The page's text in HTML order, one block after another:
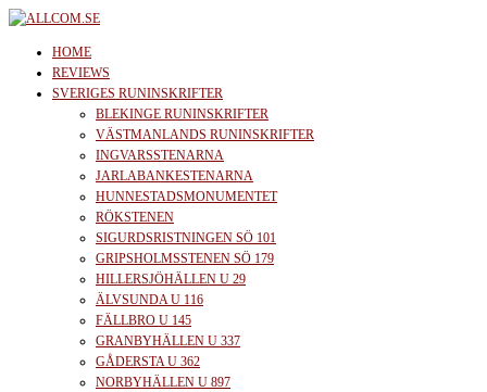
Skip
content
allcom.se
News | Reviews | History
HOME
REVIEWS
SVERIGES RUNINSKRIFTER
BLEKINGE RUNINSKRIFTER
VÄSTMANLANDS RUNINSKRIFTER
INGVARSSTENARNA
JARLABANKESTENARNA
HUNNESTADSMONUMENTET
RÖKSTENEN
SIGURDSRISTNINGEN SÖ 101
GRIPSHOLMSSTENEN SÖ 179
HILLERSJÖHÄLLEN U 29
ÄLVSUNDA U 116
FÄLLBRO U 145
GRANBYHÄLLEN U 337
GÅDERSTA U 362
NORBYHÄLLEN U 897